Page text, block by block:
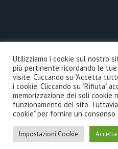
PRIVACY POLICY
© COPYRIGHT 2025 - AFIP
PARTITA IVA:
Utilizziamo i cookie sul nostro
più pertinente ricordando le
visite. Cliccando su "Accetta
i cookie. Cliccando su "Rifiuta"
memorizzazione dei soli cookie
funzionamento del sito.
cookie" per fornire un
Impostazioni Cookie